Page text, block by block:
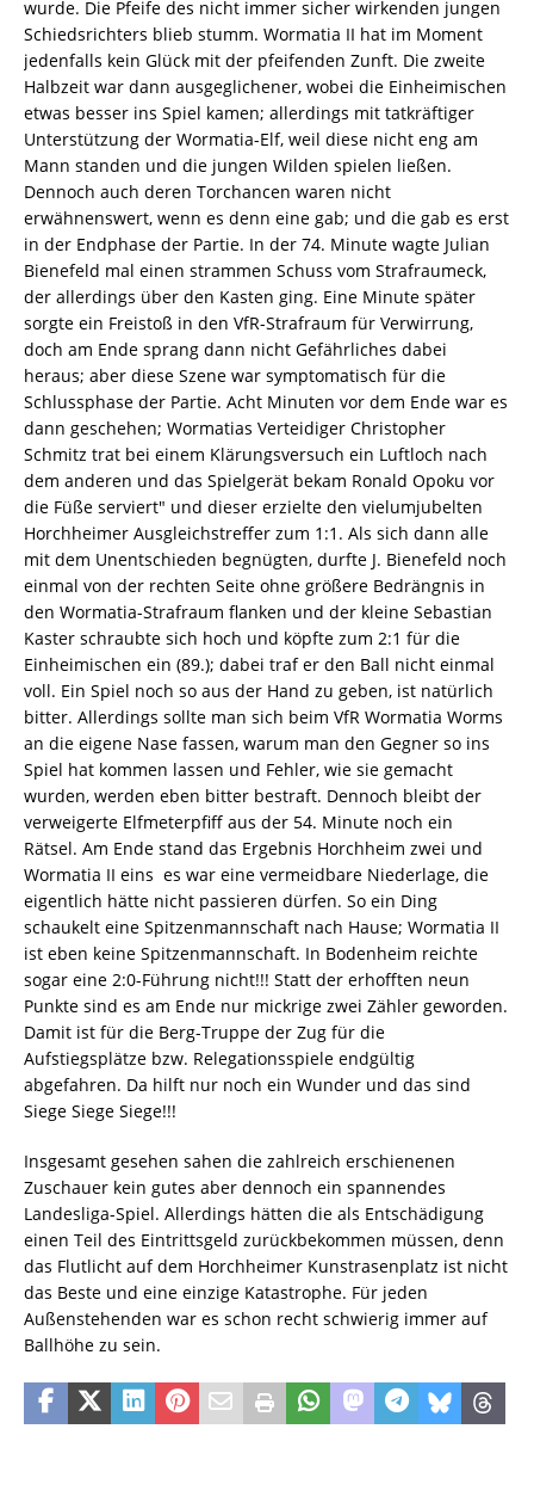
wurde. Die Pfeife des nicht immer sicher wirkenden jungen
Schiedsrichters blieb stumm. Wormatia II hat im Moment
jedenfalls kein Glück mit der pfeifenden Zunft. Die zweite
Halbzeit war dann ausgeglichener, wobei die Einheimischen
etwas besser ins Spiel kamen; allerdings mit tatkräftiger
Unterstützung der Wormatia-Elf, weil diese nicht eng am
Mann standen und die jungen Wilden spielen ließen.
Dennoch auch deren Torchancen waren nicht
erwähnenswert, wenn es denn eine gab; und die gab es erst
in der Endphase der Partie. In der 74. Minute wagte Julian
Bienefeld mal einen strammen Schuss vom Strafraumeck,
der allerdings über den Kasten ging. Eine Minute später
sorgte ein Freistoß in den VfR-Strafraum für Verwirrung,
doch am Ende sprang dann nicht Gefährliches dabei
heraus; aber diese Szene war symptomatisch für die
Schlussphase der Partie. Acht Minuten vor dem Ende war es
dann geschehen; Wormatias Verteidiger Christopher
Schmitz trat bei einem Klärungsversuch ein Luftloch nach
dem anderen und das Spielgerät bekam Ronald Opoku vor
die Füße serviert" und dieser erzielte den vielumjubelten
Horchheimer Ausgleichstreffer zum 1:1. Als sich dann alle
mit dem Unentschieden begnügten, durfte J. Bienefeld noch
einmal von der rechten Seite ohne größere Bedrängnis in
den Wormatia-Strafraum flanken und der kleine Sebastian
Kaster schraubte sich hoch und köpfte zum 2:1 für die
Einheimischen ein (89.); dabei traf er den Ball nicht einmal
voll. Ein Spiel noch so aus der Hand zu geben, ist natürlich
bitter. Allerdings sollte man sich beim VfR Wormatia Worms
an die eigene Nase fassen, warum man den Gegner so ins
Spiel hat kommen lassen und Fehler, wie sie gemacht
wurden, werden eben bitter bestraft. Dennoch bleibt der
verweigerte Elfmeterpfiff aus der 54. Minute noch ein
Rätsel. Am Ende stand das Ergebnis Horchheim zwei und
Wormatia II eins  es war eine vermeidbare Niederlage, die
eigentlich hätte nicht passieren dürfen. So ein Ding
schaukelt eine Spitzenmannschaft nach Hause; Wormatia II
ist eben keine Spitzenmannschaft. In Bodenheim reichte
sogar eine 2:0-Führung nicht!!! Statt der erhofften neun
Punkte sind es am Ende nur mickrige zwei Zähler geworden.
Damit ist für die Berg-Truppe der Zug für die
Aufstiegsplätze bzw. Relegationsspiele endgültig
abgefahren. Da hilft nur noch ein Wunder und das sind
Siege Siege Siege!!!
Insgesamt gesehen sahen die zahlreich erschienenen
Zuschauer kein gutes aber dennoch ein spannendes
Landesliga-Spiel. Allerdings hätten die als Entschädigung
einen Teil des Eintrittsgeld zurückbekommen müssen, denn
das Flutlicht auf dem Horchheimer Kunstrasenplatz ist nicht
das Beste und eine einzige Katastrophe. Für jeden
Außenstehenden war es schon recht schwierig immer auf
Ballhöhe zu sein.